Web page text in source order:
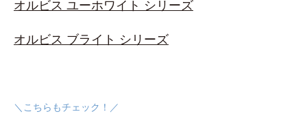
オルビス ユーホワイト シリーズ
オルビス ブライト シリーズ
＼こちらもチェック！／